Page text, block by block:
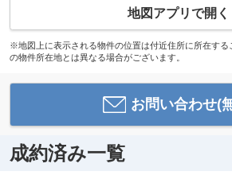
地図アプリで開く
※地図上に表示される物件の位置は付近住所に所在する
の物件所在地とは異なる場合がございます。
お問い合わせ(
成約済み一覧